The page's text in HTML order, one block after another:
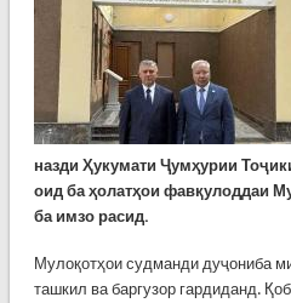
назди Ҳукумати Ҷумҳурии
оид ба ҳолатҳои фавқулоддаи
ба имзо расид.
Мулоқотҳои судманди дуҷониба
ташкил ва баргузор гардиданд.